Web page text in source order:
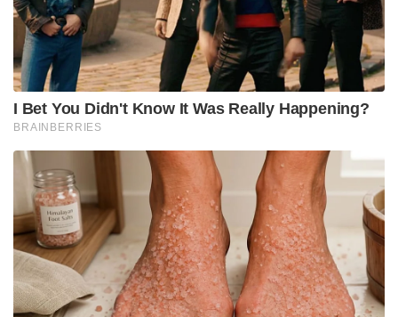
I Bet You Didn't Know It Was Really Happening?
BRAINBERRIES